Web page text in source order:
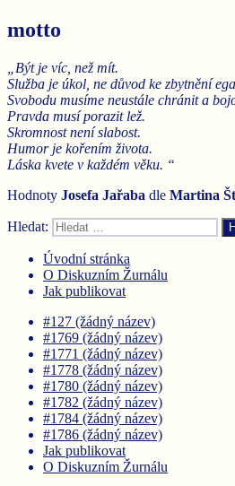
motto
„Být je víc, než mít.
Služba je úkol, ne důvod ke zbytnění
Svobodu musíme neustále chránit a
Pravda musí porazit lež.
Skromnost není slabost.
Humor je kořením života.
Láska kvete v každém věku. “
Hodnoty Josefa Jařaba dle Martina
Hledat:
Úvodní stránka
O Diskuzním Žurnálu
Jak publikovat
#127 (žádný název)
#1769 (žádný název)
#1771 (žádný název)
#1778 (žádný název)
#1780 (žádný název)
#1782 (žádný název)
#1784 (žádný název)
#1786 (žádný název)
Jak publikovat
O Diskuzním Žurnálu